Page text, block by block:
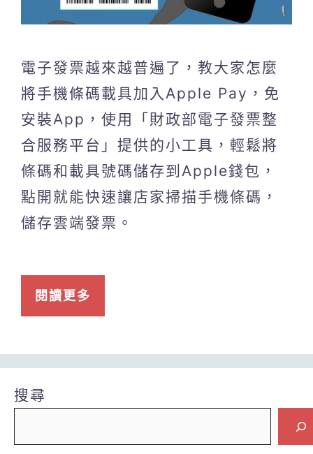
電子發票越來越普遍了，教大家怎麼
將手機條碼載具加入Apple Pay，免
安裝App，使用「財政部電子發票整
合服務平台」提供的小工具，輕鬆將
條碼和載具號碼儲存到Apple錢包，
點開就能快速讓店家掃描手機條碼，
儲存雲端發票。
閱讀更多
搜尋